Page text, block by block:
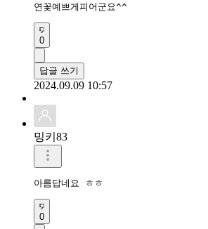
연꽃예쁘게피어군요^^
0
답글 쓰기
2024.09.09 10:57
밍키83
아름답네요 ㅎㅎ
0